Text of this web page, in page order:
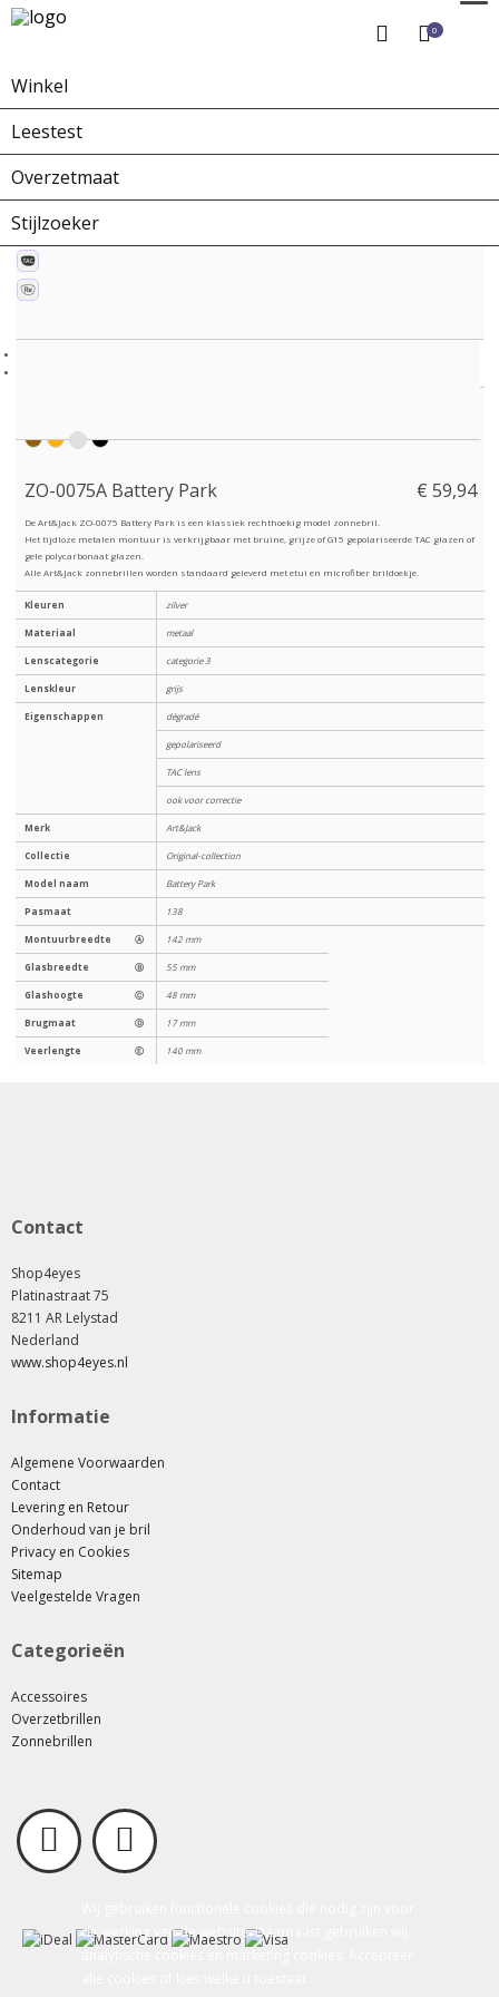
de werking van de website. Daarnaast gebruiken wij
0
Winkel
Leestest
Overzetmaat
Stijlzoeker
Home Winkel
ZO-0075A Battery Park € 59,94
De Art&Jack ZO-0075 Battery Park is een klassiek rechthoekig model zonnebril.
Het tijdloze metalen montuur is verkrijgbaar met bruine, grijze of G15 gepolariseerde TAC glazen of
gele polycarbonaat glazen.
Alle Art&Jack zonnebrillen worden standaard geleverd met etui en microfiber brildoekje.
Kleuren zilver
Materiaal metaal
Lenscategorie categorie 3
Lenskleur grijs
Eigenschappen dégradé
gepolariseerd
TAC lens
ook voor correctie
Merk Art&Jack
Collectie Original-collection
Model naam Battery Park
Pasmaat 138
Montuurbreedte Ⓐ 142 mm
Glasbreedte Ⓑ 55 mm
Glashoogte Ⓒ 48 mm
Brugmaat Ⓓ 17 mm
Veerlengte Ⓔ 140 mm
Contact
Shop4eyes
Platinastraat 75
8211 AR Lelystad
Nederland
www.shop4eyes.nl
Informatie
Algemene Voorwaarden
Contact
Levering en Retour
Onderhoud van je bril
Privacy en Cookies
Sitemap
Veelgestelde Vragen
Categorieën
Accessoires
Overzetbrillen
Zonnebrillen